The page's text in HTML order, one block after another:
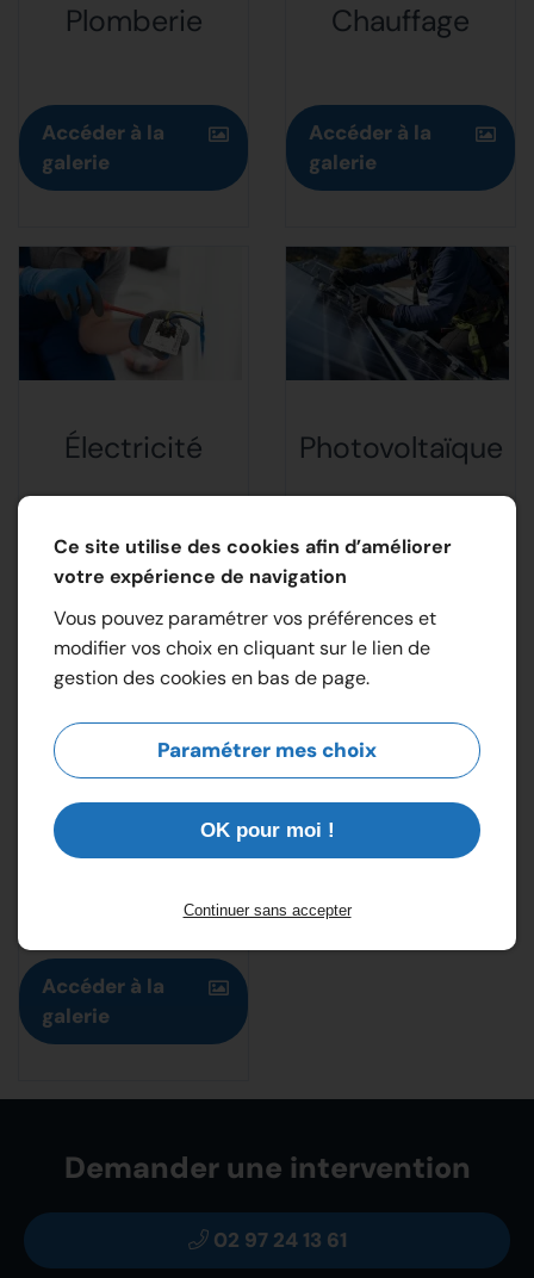
Plomberie
Accéder à la
galerie
Chauffage
Accéder à la
galerie
Électricité
Accéder à la
galerie
Photovoltaïque
Accéder à la
galerie
Accéder à la
galerie
Demander une intervention
02 97 24 13 61
Ce site utilise des cookies afin d’améliorer
votre expérience de navigation
Vous pouvez paramétrer vos préférences et
modifier vos choix en cliquant sur le lien de
gestion des cookies en bas de page.
Paramétrer mes choix
OK pour moi !
Continuer sans accepter